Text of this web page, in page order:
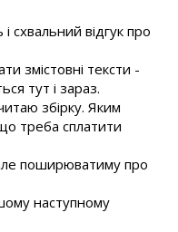
схвальний відгук про
змістовні тексти -
тут і зараз.
збірку. Яким
треба сплатити
поширюватиму про
наступному